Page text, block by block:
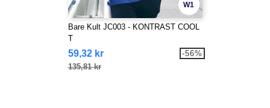
W1
Bare Kult JC003 - KONTRAST COOL
T
59,32 kr
135,81 kr
-56%